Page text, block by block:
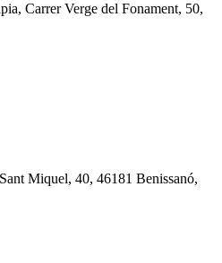
Carrer Verge del Fonament, 50,
Miquel, 40, 46181 Benissanó,